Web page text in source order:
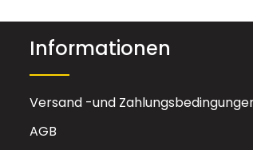
Informationen
Versand -und
AGB